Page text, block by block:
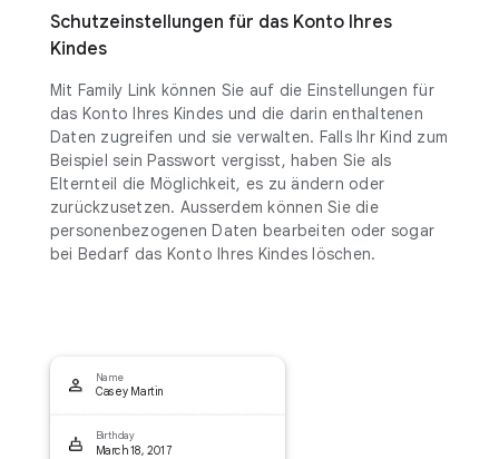
Schutzeinstellungen für das Konto Ihres
Kindes
Mit Family Link können Sie auf die Einstellungen für
das Konto Ihres Kindes und die darin enthaltenen
Daten zugreifen und sie verwalten. Falls Ihr Kind zum
Beispiel sein Passwort vergisst, haben Sie als
Elternteil die Möglichkeit, es zu ändern oder
zurückzusetzen. Ausserdem können Sie die
personenbezogenen Daten bearbeiten oder sogar
bei Bedarf das Konto Ihres Kindes löschen.
Name
Casey Martin
Birthday
March 18, 2017